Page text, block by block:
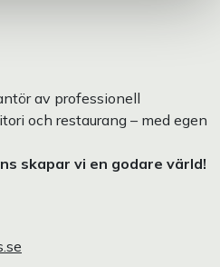
av professionell
och restaurang – med egen
skapar vi en godare värld!